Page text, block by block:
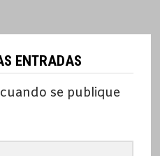
ENTRADAS
se publique